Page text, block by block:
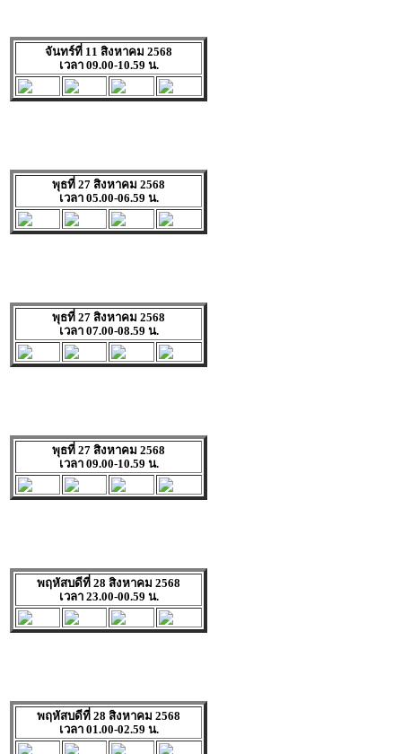
จันทร์ที่ 11 สิงหาคม 2568
เวลา 09.00-10.59 น.
พุธที่ 27 สิงหาคม 2568
เวลา 05.00-06.59 น.
พุธที่ 27 สิงหาคม 2568
เวลา 07.00-08.59 น.
พุธที่ 27 สิงหาคม 2568
เวลา 09.00-10.59 น.
พฤหัสบดีที่ 28 สิงหาคม 2568
เวลา 23.00-00.59 น.
พฤหัสบดีที่ 28 สิงหาคม 2568
เวลา 01.00-02.59 น.